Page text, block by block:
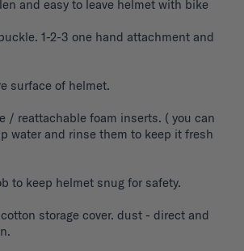
and easy to leave helmet with bike
1-2-3 one hand attachment and
surface of helmet.
/ reattachable foam inserts. ( you can
water and rinse them to keep it fresh
to keep helmet snug for safety.
storage cover. dust - direct and